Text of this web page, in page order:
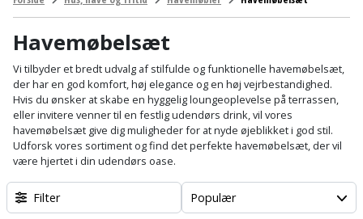
Befæstigelse
Bordplade
Byggeplader
Bygningsbeslag
og
klinker
Gulvtilbehør
Gulvunderlag
Gulvvarme
Laminatgulv
Arbejdsbuk
Arbejdsvogn
Bærehåndtag
Båndstrammer
og
Afkortersav
Afstandsmåler
Arbejdsbord
Arbejdslamper
og
Havemaskiner
Brændekløver
Buskrydder
Dykpumpe
Hus,
have
og
Affaldssortering
Maling
-
Klik
Havemøbelsæt
Vi tilbyder et bredt udvalg af stilfulde og funktionelle havemøbelsæt,
der har en god komfort, høj elegance og en høj vejrbestandighed.
Hvis du ønsker at skabe en hyggelig loungeoplevelse på terrassen,
eller invitere venner til en festlig udendørs drink, vil vores
havemøbelsæt give dig muligheder for at nyde øjeblikket i god stil.
Udforsk vores sortiment og find det perfekte havemøbelsæt, der vil
være hjertet i din udendørs oase.
Filter Populær